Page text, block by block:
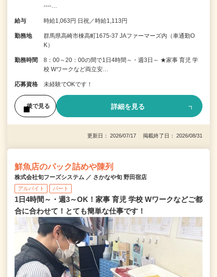
----…
給与 時給1,063円 日祝／時給1,113円
勤務地
群馬県高崎市棟高町1675-37 JAファーマーズ内（車通勤O
K）
勤務時間
8：00～20：00の間で1日4時間～・週3日～ ★家事 育児 学
校 Wワークなど両立安…
応募資格 未経験でOKです！
後で見る 詳細を見る
更新日： 2026/07/17 掲載終了日： 2026/08/31
鮮魚店のパック詰めや陳列
株式会社旬フーズシステム ／ さかなや旬 野田宿店
アルバイト パート
1日4時間～・週3～OK！家事 育児 学校 Wワークなどご都
合に合わせて！とても簡単な仕事です！